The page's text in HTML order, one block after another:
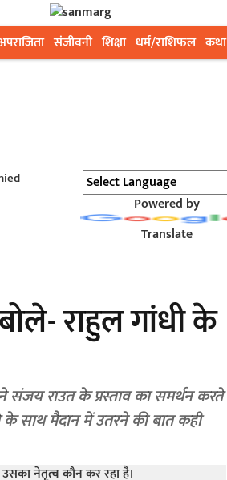
संजीवनी शिक्षा धर्म/राशिफल कथा
Powered by
Translate
राहुल गांधी के
राउत के प्रस्ताव का समर्थन करते
के साथ मैदान में उतरने की बात कही